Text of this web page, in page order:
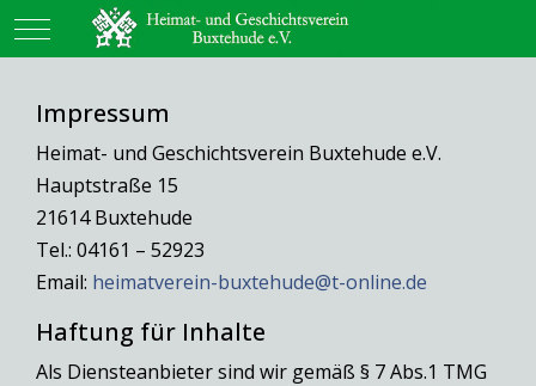
Mobile Menu Toggle
Impressum
Heimat- und Geschichtsverein Buxtehude e.V.
Hauptstraße 15
21614 Buxtehude
Tel.: 04161 – 52923
Email: heimatverein-buxtehude@t-online.de
Haftung für Inhalte
Als Diensteanbieter sind wir gemäß § 7 Abs.1 TMG